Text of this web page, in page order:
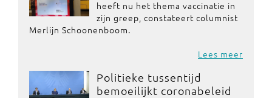
heeft nu het thema vaccinatie in
zijn greep, constateert columnist
Merlijn Schoonenboom.
Lees meer
Politieke tussentijd
bemoeilijkt coronabeleid